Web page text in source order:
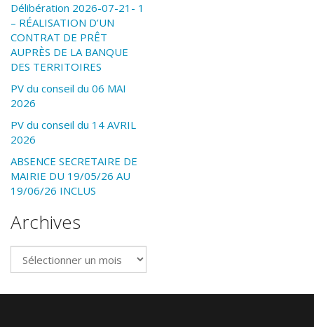
Délibération 2026-07-21- 1
– RÉALISATION D’UN
CONTRAT DE PRÊT
AUPRÈS DE LA BANQUE
DES TERRITOIRES
PV du conseil du 06 MAI
2026
PV du conseil du 14 AVRIL
2026
ABSENCE SECRETAIRE DE
MAIRIE DU 19/05/26 AU
19/06/26 INCLUS
Archives